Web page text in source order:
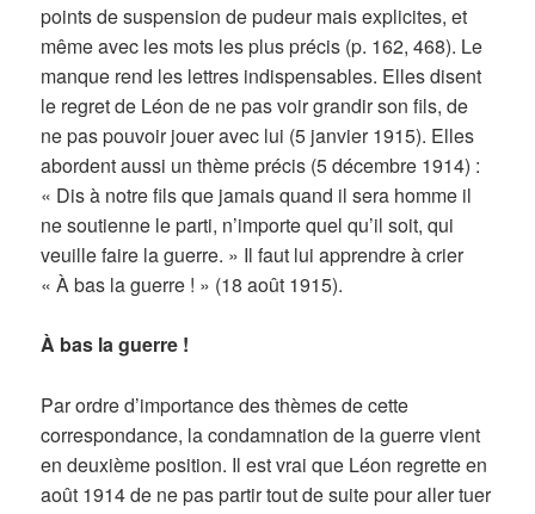
points de suspension de pudeur mais explicites, et
même avec les mots les plus précis (p. 162, 468). Le
manque rend les lettres indispensables. Elles disent
le regret de Léon de ne pas voir grandir son fils, de
ne pas pouvoir jouer avec lui (5 janvier 1915). Elles
abordent aussi un thème précis (5 décembre 1914) :
« Dis à notre fils que jamais quand il sera homme il
ne soutienne le parti, n’importe quel qu’il soit, qui
veuille faire la guerre. » Il faut lui apprendre à crier
« À bas la guerre ! » (18 août 1915).
À bas la guerre !
Par ordre d’importance des thèmes de cette
correspondance, la condamnation de la guerre vient
en deuxième position. Il est vrai que Léon regrette en
août 1914 de ne pas partir tout de suite pour aller tuer